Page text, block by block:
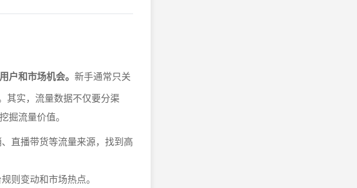
户和市场机会。 新手通常只关
其实，流量数据不仅要分渠
掘流量价值。
直播带货等流量来源，找到高
则变动和市场热点。